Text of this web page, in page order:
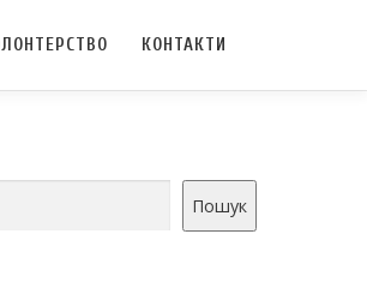
КОНТАКТИ
Пошук